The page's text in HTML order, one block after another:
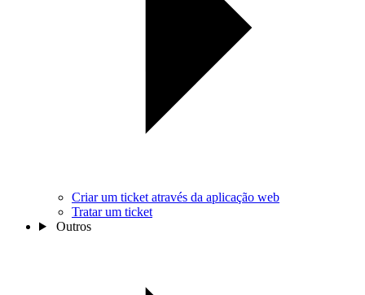
Criar um ticket através da aplicação web
Tratar um ticket
Outros